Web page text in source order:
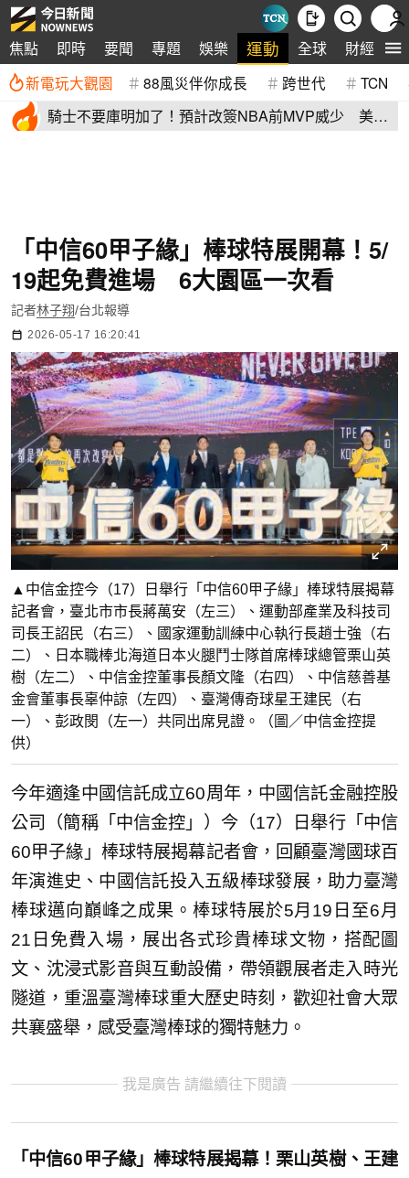
焦點 即時 要聞 專題 娛樂 運動 全球 財經
新電玩大觀園 88風災伴你成長 跨世代 TCN
騎士不要庫明加了！預計改簽NBA前MVP威少 美
「中信60甲子緣」棒球特展開幕！5/
19起免費進場 6大園區一次看
記者林子翔/台北報導
2026-05-17 16:20:41
▲中信金控今（17）日舉行「中信60甲子緣」棒球特展揭幕
記者會，臺北市市長蔣萬安（左三）、運動部產業及科技司
司長王詔民（右三）、國家運動訓練中心執行長趙士強（右
二）、日本職棒北海道日本火腿鬥士隊首席棒球總管栗山英
樹（左二）、中信金控董事長顏文隆（右四）、中信慈善基
金會董事長辜仲諒（左四）、臺灣傳奇球星王建民（右
一）、彭政閔（左一）共同出席見證。（圖／中信金控提
供）
今年適逢中國信託成立60周年，中國信託金融控股
公司（簡稱「中信金控」）今（17）日舉行「中信
60甲子緣」棒球特展揭幕記者會，回顧臺灣國球百
年演進史、中國信託投入五級棒球發展，助力臺灣
棒球邁向巔峰之成果。棒球特展於5月19日至6月
21日免費入場，展出各式珍貴棒球文物，搭配圖
文、沈浸式影音與互動設備，帶領觀展者走入時光
隧道，重溫臺灣棒球重大歷史時刻，歡迎社會大眾
共襄盛舉，感受臺灣棒球的獨特魅力。
我是廣告 請繼續往下閱讀
「中信60甲子緣」棒球特展揭幕！栗山英樹、王建